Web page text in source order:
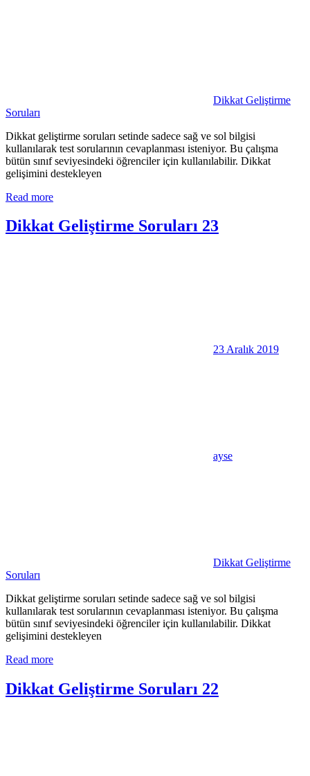
Dikkat Geliştirme
Soruları
Dikkat geliştirme soruları setinde sadece sağ ve sol bilgisi
kullanılarak test sorularının cevaplanması isteniyor. Bu çalışma
bütün sınıf seviyesindeki öğrenciler için kullanılabilir. Dikkat
gelişimini destekleyen
Read more
Dikkat Geliştirme Soruları 23
23 Aralık 2019
ayse
Dikkat Geliştirme
Soruları
Dikkat geliştirme soruları setinde sadece sağ ve sol bilgisi
kullanılarak test sorularının cevaplanması isteniyor. Bu çalışma
bütün sınıf seviyesindeki öğrenciler için kullanılabilir. Dikkat
gelişimini destekleyen
Read more
Dikkat Geliştirme Soruları 22